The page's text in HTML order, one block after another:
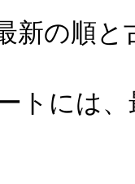
新の順と
トには、